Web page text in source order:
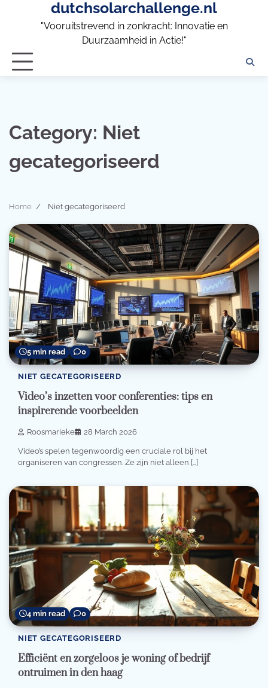
dutchsolarchallenge.nl
"Vooruitstrevend in zonkracht: Innovatie en
Duurzaamheid in Actie!"
Category: Niet
gecategoriseerd
Home Niet gecategoriseerd
5 min read 0
NIET GECATEGORISEERD
Video’s inzetten voor conferenties: tips en
inspirerende voorbeelden
Roosmarieke 28 March 2026
Video’s spelen tegenwoordig een cruciale rol bij het
organiseren van congressen. Ze zijn niet alleen […]
4 min read 0
NIET GECATEGORISEERD
Efficiënt en zorgeloos je woning of bedrijf
ontruimen in den haag